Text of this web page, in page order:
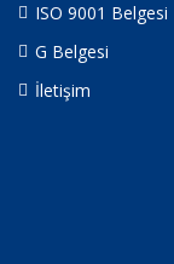
ISO 9001 Belgesi
G Belgesi
İletişim